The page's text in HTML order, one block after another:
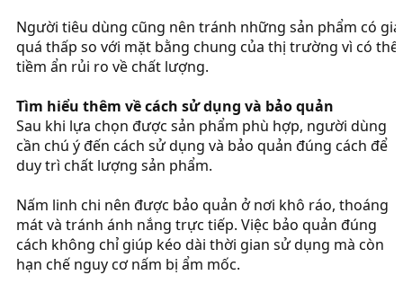
Người tiêu dùng cũng nên tránh những sản phẩm có giá
quá thấp so với mặt bằng chung của thị trường vì có thể
tiềm ẩn rủi ro về chất lượng.
Tìm hiểu thêm về cách sử dụng và bảo quản
Sau khi lựa chọn được sản phẩm phù hợp, người dùng
cần chú ý đến cách sử dụng và bảo quản đúng cách để
duy trì chất lượng sản phẩm.
Nấm linh chi nên được bảo quản ở nơi khô ráo, thoáng
mát và tránh ánh nắng trực tiếp. Việc bảo quản đúng
cách không chỉ giúp kéo dài thời gian sử dụng mà còn
hạn chế nguy cơ nấm bị ẩm mốc.